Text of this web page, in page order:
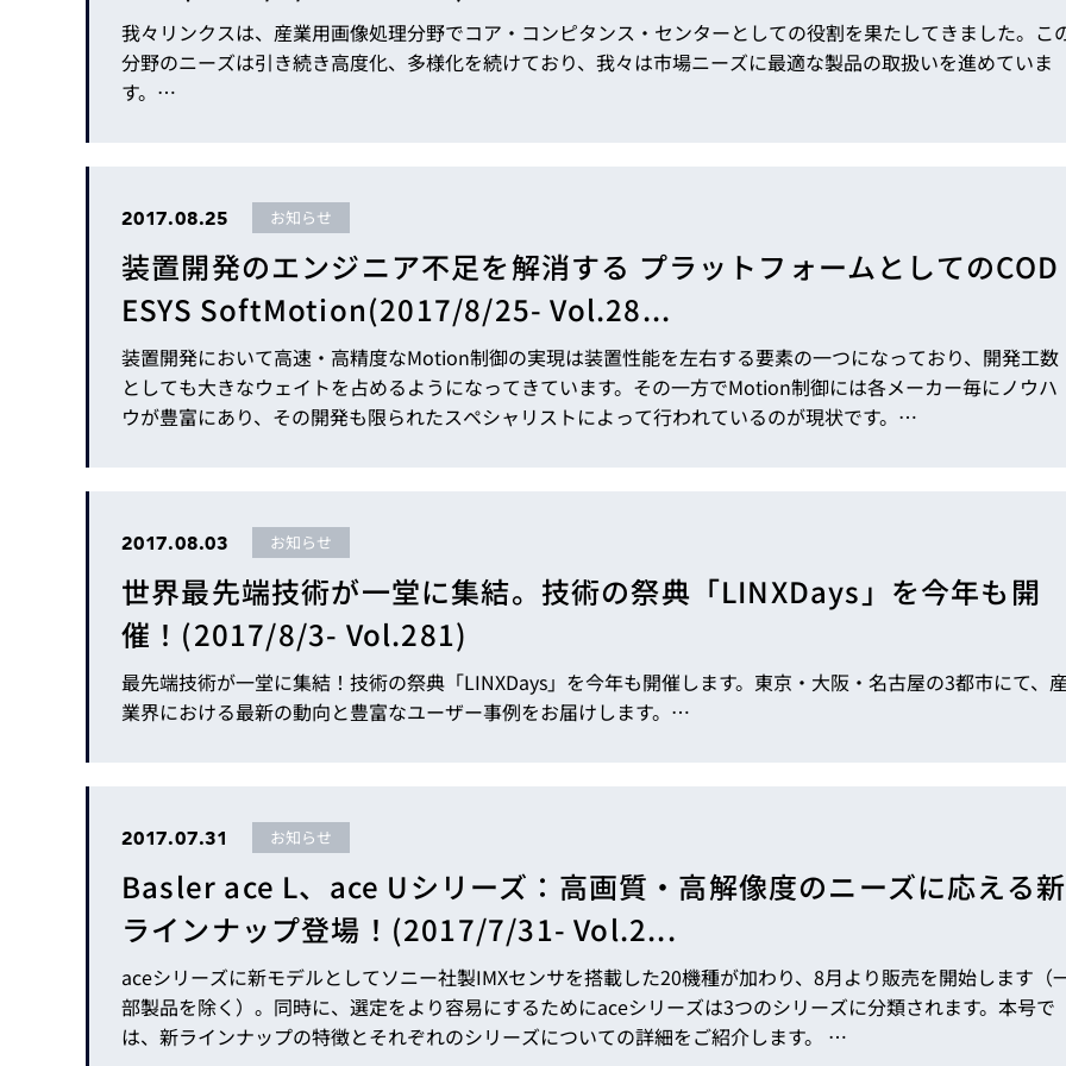
我々リンクスは、産業用画像処理分野でコア・コンピタンス・センターとしての役割を果たしてきました。こ
分野のニーズは引き続き高度化、多様化を続けており、我々は市場ニーズに最適な製品の取扱いを進めていま
す。…
2017.08.25 お知らせ
装置開発のエンジニア不足を解消する プラットフォームとしてのCOD
ESYS SoftMotion(2017/8/25- Vol.28...
装置開発において高速・高精度なMotion制御の実現は装置性能を左右する要素の一つになっており、開発工数
としても大きなウェイトを占めるようになってきています。その一方でMotion制御には各メーカー毎にノウハ
ウが豊富にあり、その開発も限られたスペシャリストによって行われているのが現状です。…
2017.08.03 お知らせ
世界最先端技術が一堂に集結。技術の祭典「LINXDays」を今年も開
催！(2017/8/3- Vol.281)
最先端技術が一堂に集結！技術の祭典「LINXDays」を今年も開催します。東京・大阪・名古屋の3都市にて、
業界における最新の動向と豊富なユーザー事例をお届けします。…
2017.07.31 お知らせ
Basler ace L、ace Uシリーズ：高画質・高解像度のニーズに応える新
ラインナップ登場！(2017/7/31- Vol.2...
aceシリーズに新モデルとしてソニー社製IMXセンサを搭載した20機種が加わり、8月より販売を開始します（
部製品を除く）。同時に、選定をより容易にするためにaceシリーズは3つのシリーズに分類されます。本号で
は、新ラインナップの特徴とそれぞれのシリーズについての詳細をご紹介します。 …